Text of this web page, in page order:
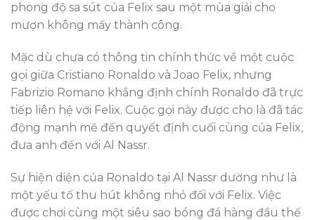
phong độ sa sút của Felix sau một mùa giải cho
mượn không mấy thành công.
Mặc dù chưa có thông tin chính thức về một cuộc
gọi giữa Cristiano Ronaldo và Joao Felix, nhưng
Fabrizio Romano khẳng định chính Ronaldo đã trực
tiếp liên hệ với Felix. Cuộc gọi này được cho là đã tác
động mạnh mẽ đến quyết định cuối cùng của Felix,
đưa anh đến với Al Nassr.
Sự hiện diện của Ronaldo tại Al Nassr dường như là
một yếu tố thu hút không nhỏ đối với Felix. Việc
được chơi cùng một siêu sao bóng đá hàng đầu thế